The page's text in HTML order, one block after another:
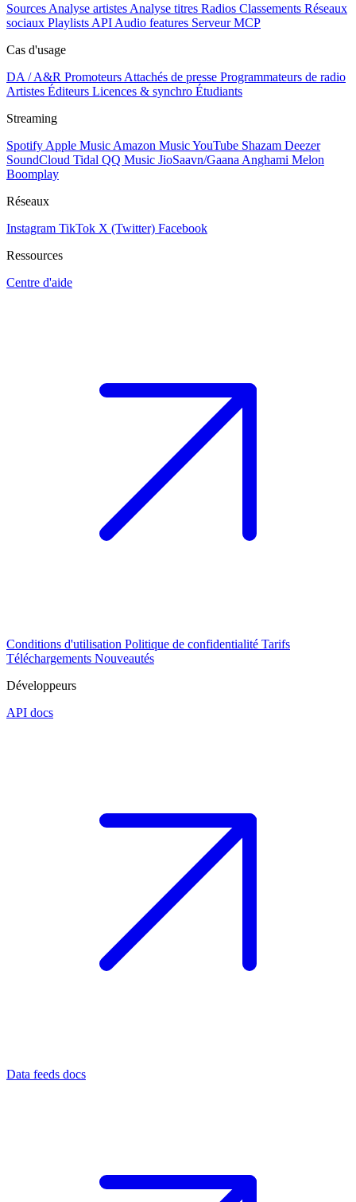
Sources Analyse artistes Analyse titres Radios Classements Réseaux
sociaux Playlists API Audio features Serveur MCP
Cas d'usage
DA / A&R Promoteurs Attachés de presse Programmateurs de radio
Artistes Éditeurs Licences & synchro Étudiants
Streaming
Spotify Apple Music Amazon MusicYouTube Shazam Deezer
SoundCloud Tidal QQ Music JioSaavn/Gaana Anghami Melon
Boomplay
Réseaux
Instagram TikTok X (Twitter) Facebook
Ressources
Centre d'aide
Conditions d'utilisation Politique de confidentialité Tarifs
Téléchargements Nouveautés
Développeurs
API docs
Data feeds docs